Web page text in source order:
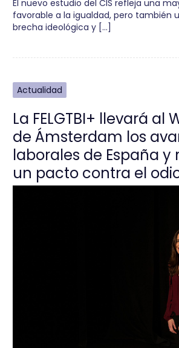
El nuevo estudio del CIS refleja una
favorable a la igualdad, pero también
brecha ideológica y […]
Actualidad
La FELGTBI+ llevará al
de Ámsterdam los
laborales de España
un pacto contra el